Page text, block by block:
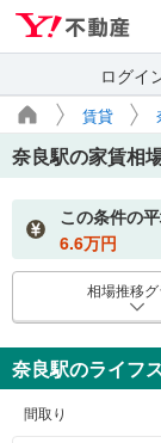
ログイ
賃貸
奈良駅の家賃相
この条件の
6.6万円
相場推移
奈良駅のライフ
間取り